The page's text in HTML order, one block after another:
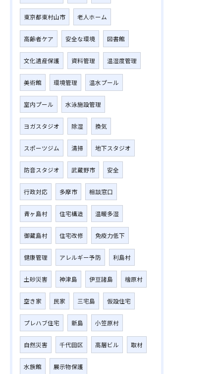
東京都東村山市 老人ホーム
高齢者ケア 安全な環境 図書館
文化遺産保護 資料管理 温湿度管理
美術館 環境管理 温水プール
室内プール 水泳施設管理
ヨガスタジオ 除湿 換気
スポーツジム 清掃 地下スタジオ
防音スタジオ 武蔵野市 安全
行政対応 多摩市 相談窓口
青ヶ島村 住宅構造 温暖多湿
御蔵島村 住宅改修 免疫力低下
健康管理 アレルギー予防 利島村
土砂災害 神津島 伊豆諸島 檜原村
空き家 民家 三宅島 仮設住宅
プレハブ住宅 新島 小笠原村
自然災害 千代田区 高層ビル 取材
水族館 展示物保護